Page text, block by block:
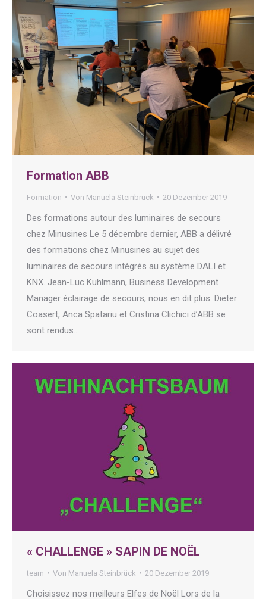
Formation ABB
Formation Von Manuela Steinbrück 20 Dezember 2019
Des formations autour des luminaires de secours
chez Minusines Le 5 décembre dernier, ABB a délivré
des formations chez Minusines au sujet des
luminaires de secours intégrés au système DALI et
KNX. Jean-Luc Kuhlmann, Business Development
Manager éclairage de secours, nous en dit plus. Dieter
Coasert, Anca Spatariu et Cristina Clichici d’ABB se
sont rendus…
« CHALLENGE » SAPIN DE NOËL
team Von Manuela Steinbrück 20 Dezember 2019
Choisissez nos meilleurs Elfes de Noël Lors de la